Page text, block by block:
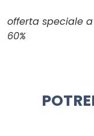
offerta speciale
60%